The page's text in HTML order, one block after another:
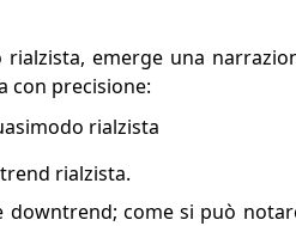
emerge una
con precisione:
rialzista.
come si può